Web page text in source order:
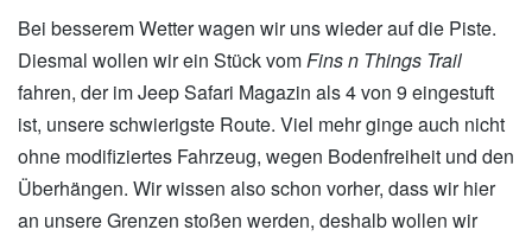
Bei besserem Wetter wagen wir uns wieder auf die Piste.
Diesmal wollen wir ein Stück vom Fins n Things Trail
fahren, der im Jeep Safari Magazin als 4 von 9 eingestuft
ist, unsere schwierigste Route. Viel mehr ginge auch nicht
ohne modifiziertes Fahrzeug, wegen Bodenfreiheit und den
Überhängen. Wir wissen also schon vorher, dass wir hier
an unsere Grenzen stoßen werden, deshalb wollen wir